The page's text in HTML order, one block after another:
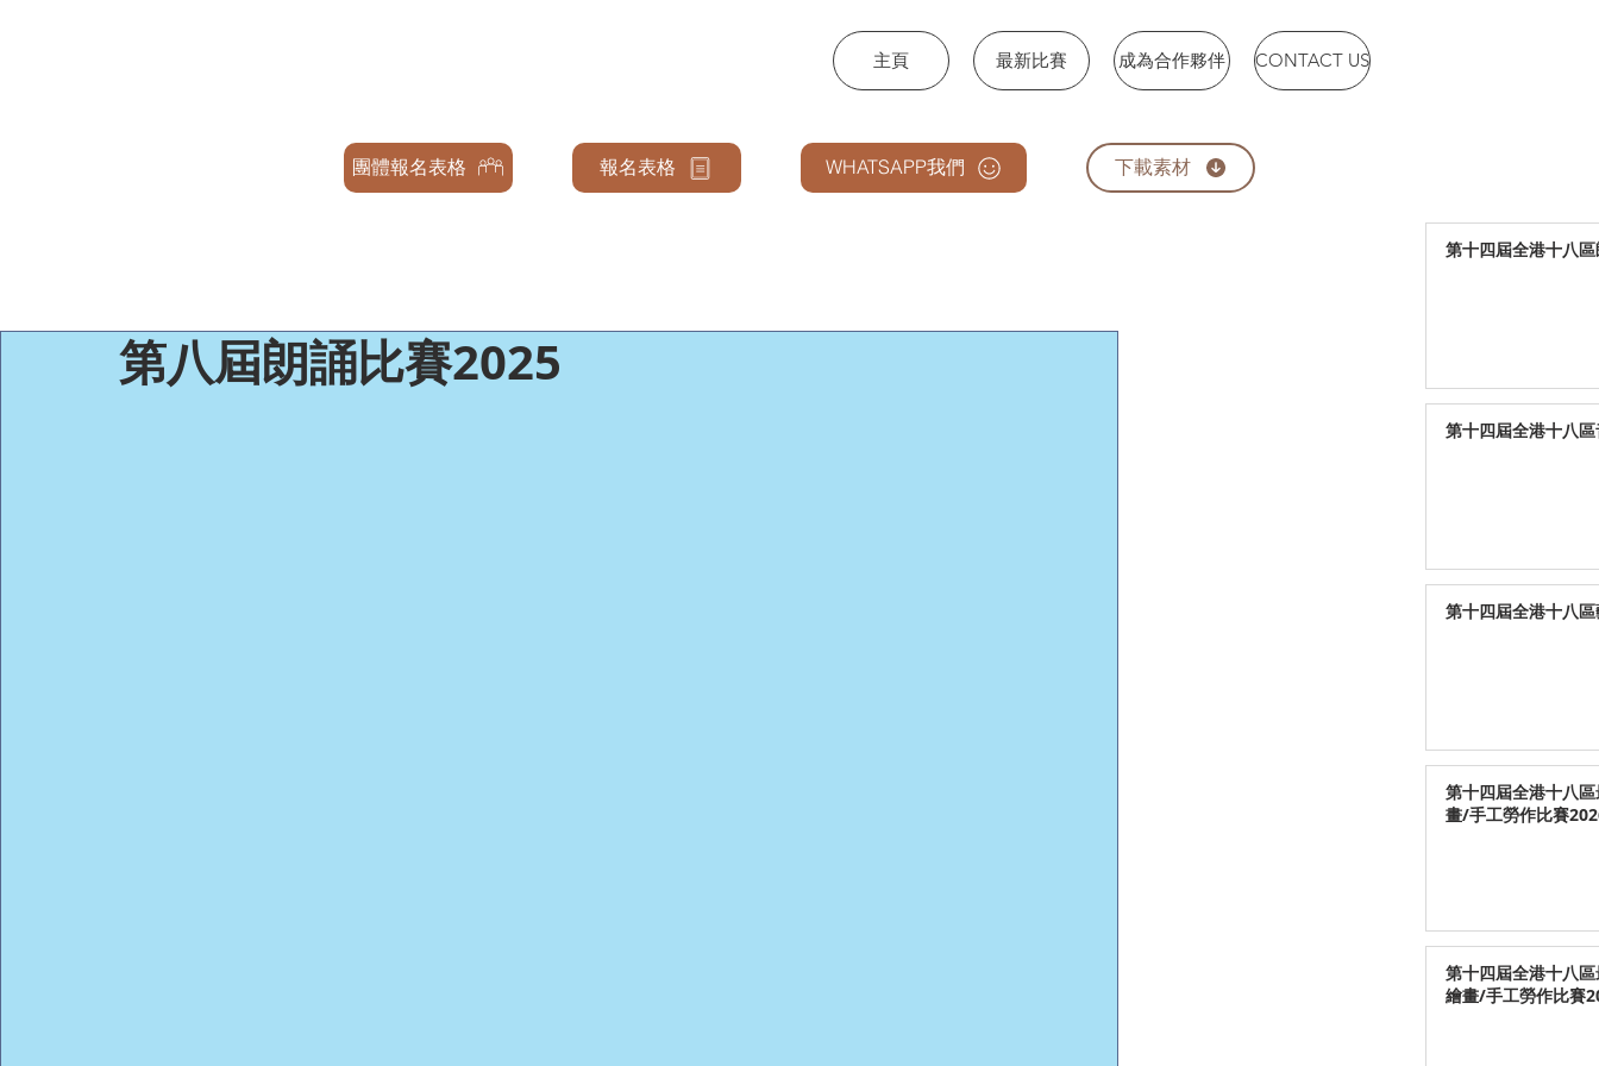
團體報名表格 報名表格 WHATSAPP我們 下載素材
第八屆朗誦比賽2025
第十四屆全港十八
第十四屆全港十八
第十四屆全港十八
第十四屆全港十八
畫/手工勞作比賽
第十四屆全港十八
繪畫/手工勞作比賽
主頁 最新比賽 成為合作夥伴 CONTACT US